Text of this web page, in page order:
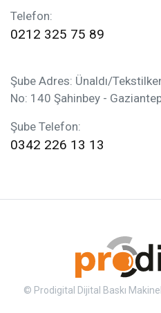
Telefon:
0212 325 75 89
Şube Adres: Ünaldı/
No: 140 Şahinbey -
Şube Telefon:
0342 226 13 13
© Prodigital Dijital Baskı